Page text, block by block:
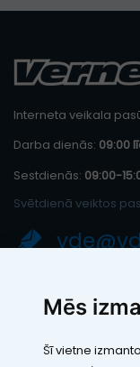
Mēs
Šī vietne
Interneta veikala
Darba dienās: 09:00
Sestdienās: 09:00-
Svētdienā veiktos
SIA "LEIC TH"
Reģ. Nr.: 40103394280
Juridiskā adrese: